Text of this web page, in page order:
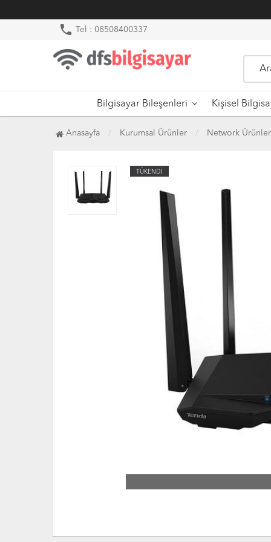
phone Tel : 08508400337
Bilgisayar Bileşenleri Kişisel
Anasayfa Kurumsal Ürünler Network
TÜKENDİ